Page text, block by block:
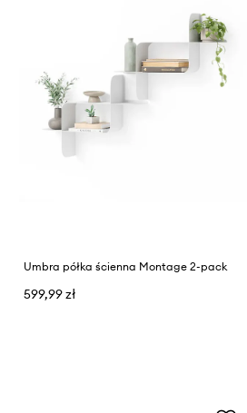
Umbra półka ścienna Montage 2-pack
599,99 zł